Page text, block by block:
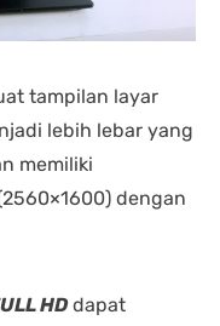
tampilan layar
lebih lebar yang
memiliki
dengan
HDdapat